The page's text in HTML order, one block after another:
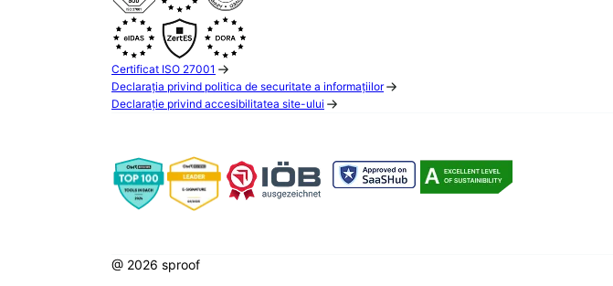
Certificat ISO 27001
Declarația privind politica de securitate a informațiilor
Declarație privind accesibilitatea site-ului
@ 2026 sproof